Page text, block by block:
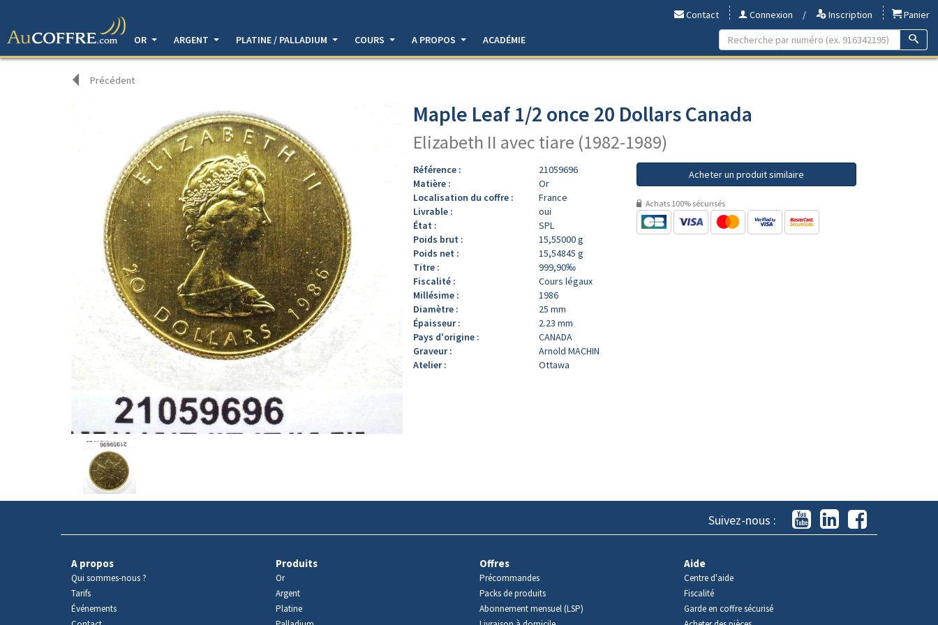
Contact Connexion / Inscription
Panier
OR
ARGENT PLATINE / PALLADIUM COURS A PROPOS ACADÉMIE
Précédent
Avers
produit
Maple Leaf 1/2 once 20 Dollars Canada
Elizabeth II avec tiare (1982-1989)
Référence :
21059696
Matière :
Or
Localisation du coffre :
France
Livrable :
oui
État :
SPL
Poids brut :
15,55000 g
Poids net :
15,54845 g
Titre :
999,90‰
Fiscalité :
Cours légaux
Millésime :
1986
Diamètre :
25 mm
Épaisseur :
2.23 mm
Pays d'origine :
CANADA
Graveur :
Arnold MACHIN
Atelier :
Ottawa
Acheter un produit similaire
Achats 100% sécurisés
Suivez-nous :
A propos
Qui sommes-nous ?
Tarifs
Événements
Produits
Or
Argent
Platine
Offres
Précommandes
Packs de produits
Abonnement mensuel (LSP)
Aide
Centre d'aide
Fiscalité
Garde en coffre sécurisé